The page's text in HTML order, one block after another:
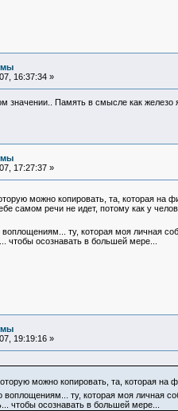
16:37:34 »
значении.. Память в смысле как железо
17:27:37 »
можно копировать, та, которая на
самом речи не идет, потому как у
ту, которая моя личная
чтобы осознавать в большей мере...
19:19:16 »
можно копировать, та, которая на
ту, которая моя личная
чтобы осознавать в большей мере...